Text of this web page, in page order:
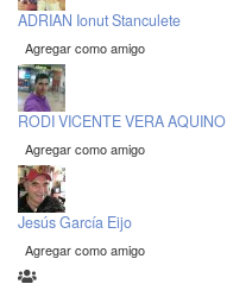
ADRIAN Ionut Stanculete
Agregar como amigo
RODI VICENTE VERA AQUINO
Agregar como amigo
Jesús García Eijo
Agregar como amigo